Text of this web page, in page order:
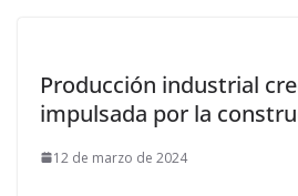
Producción industrial
impulsada por la
12 de marzo de 2024